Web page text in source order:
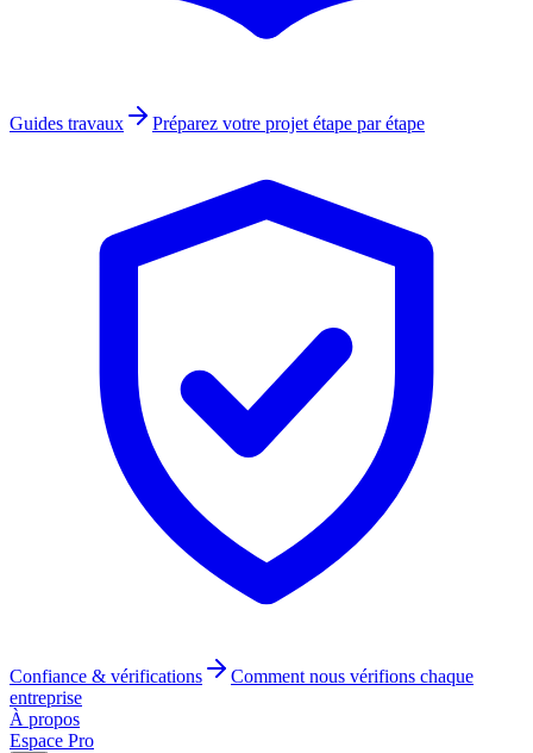
Guides travaux Préparez votre projet étape par étape
Confiance & vérifications
Comment nous vérifions chaque
entreprise
À propos
Espace Pro